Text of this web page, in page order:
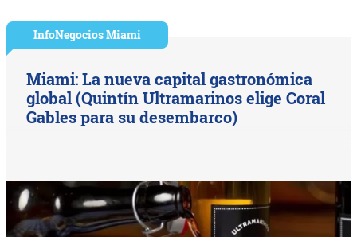
InfoNegocios Miami
Miami: La nueva capital gastronómica
global (Quintín Ultramarinos elige Coral
Gables para su desembarco)